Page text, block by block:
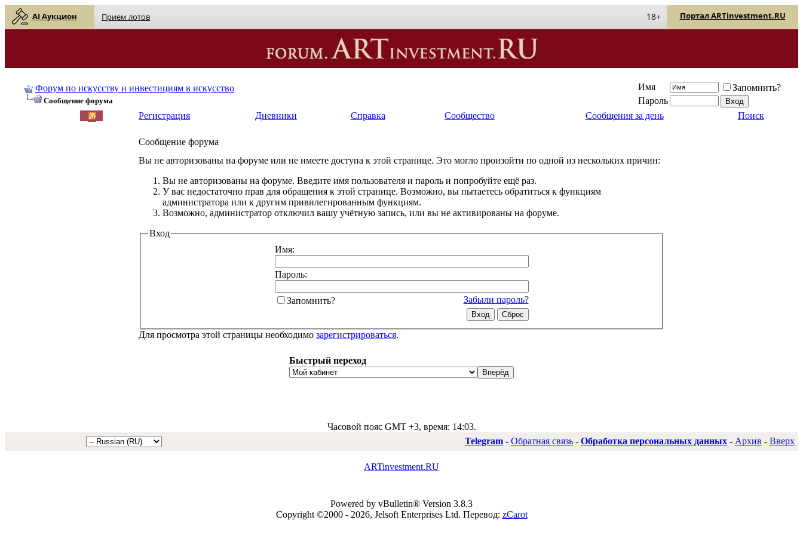
AI Аукцион Прием лотов Портал ARTinvestment.RU
18+
Форум по искусству и инвестициям в искусство
Сообщение форума
Имя
Запомнить?
Пароль
Регистрация
Дневники Справка Сообщество Сообщения за день Поиск
Сообщение форума
Вы не авторизованы на форуме или не имеете доступа к этой странице. Это могло произойти по одной из нескольких причин:
Вы не авторизованы на форуме. Введите имя пользователя и пароль и попробуйте ещё раз.
У вас недостаточно прав для обращения к этой странице. Возможно, вы пытаетесь обратиться к функциям
администратора или к другим привилегированным функциям.
Возможно, администратор отключил вашу учётную запись, или вы не активированы на форуме.
Вход
Имя:
Пароль:
Забыли пароль?
Запомнить?
Для просмотра этой страницы необходимо зарегистрироваться.
Быстрый переход
Часовой пояс GMT +3, время: 14:03.
Telegram - Обратная связь - Обработка персональных данных - Архив - Вверх
ARTinvestment.RU
Powered by vBulletin® Version 3.8.3
Copyright ©2000 - 2026, Jelsoft Enterprises Ltd. Перевод: zCarot